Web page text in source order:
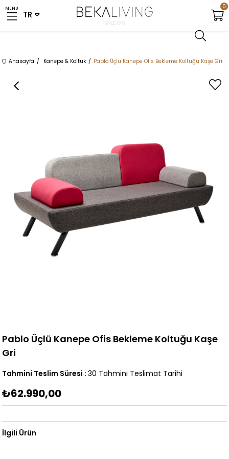
MENU 0
Anasayfa Kanepe & Koltuk Pablo Üçlü Kanepe Ofis Bekleme Koltuğu Kaşe Gri
Pablo Üçlü Kanepe Ofis Bekleme Koltuğu Kaşe
Gri
Tahmini Teslim Süresi : 30 Tahmini Teslimat Tarihi
₺62.990,00
İlgili Ürün